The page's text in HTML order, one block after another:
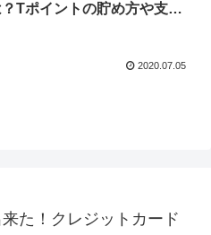
Tポイントの貯め方や支払
2020.07.05
た！クレジットカード